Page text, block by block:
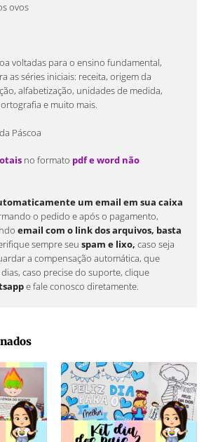
ovos
voltadas para o ensino fundamental,
as séries iniciais: receita, origem da
alfabetização, unidades de medida,
e muito mais.
Páscoa
no formato pdf e word não
um email em sua caixa
o pedido e após o pagamento,
email com o link dos arquivos, basta
sempre seu spam e lixo, caso seja
a compensação automática, que
caso precise do suporte, clique
e fale conosco diretamente.